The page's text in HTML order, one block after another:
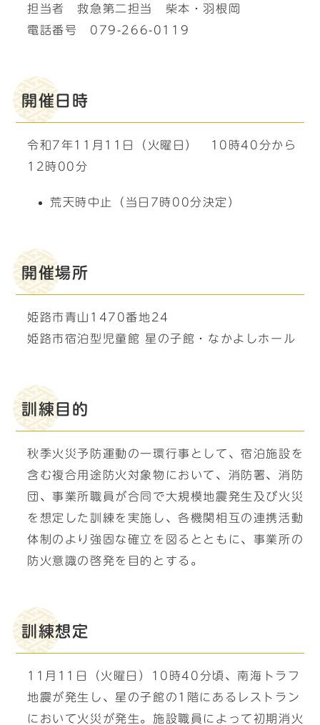
担当者 救急第二担当 柴本・羽根岡
電話番号 079-266-0119
開催日時
令和7年11月11日（火曜日） 10時40分から
12時00分
荒天時中止（当日7時00分決定）
開催場所
姫路市青山1470番地24
姫路市宿泊型児童館 星の子館・なかよしホール
訓練目的
秋季火災予防運動の一環行事として、宿泊施設を
含む複合用途防火対象物において、消防署、消防
団、事業所職員が合同で大規模地震発生及び火災
を想定した訓練を実施し、各機関相互の連携活動
体制のより強固な確立を図るとともに、事業所の
防火意識の啓発を目的とする。
訓練想定
11月11日（火曜日）10時40分頃、南海トラフ
地震が発生し、星の子館の1階にあるレストラン
において火災が発生。施設職員によって初期消火